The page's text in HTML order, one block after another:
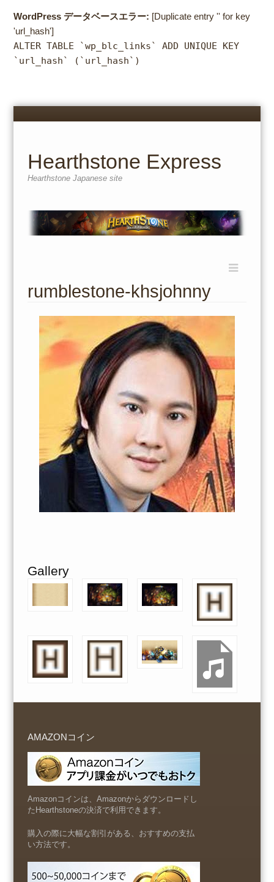
WordPress データベースエラー: [Duplicate entry '' for key
'url_hash']
ALTER TABLE `wp_blc_links` ADD UNIQUE KEY
`url_hash` (`url_hash`)
Menu
Hearthstone Express
Hearthstone Japanese site
content
rumblestone-khsjohnny
Gallery
AMAZONコイン
Amazonコインは、Amazonからダウンロードし
たHearthstoneの決済で利用できます。
購入の際に大幅な割引がある、おすすめの支払
い方法です。